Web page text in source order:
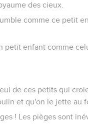
des cieux.
comme ce petit
enfant comme
de ces petits qui
et qu'on le jette au
! Les pièges sont